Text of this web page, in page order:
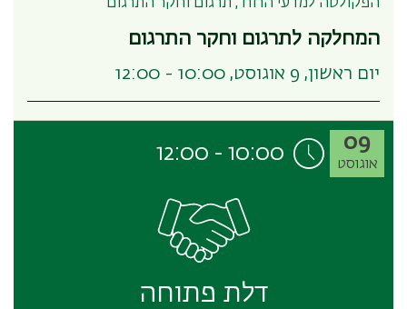
הפקולטה למדעי הרוח , תרגום וחקר התרגום
המחלקה לתרגום וחקר התרגום
יום ראשון, 9 אוגוסט, 10:00 - 12:00
09
אוגוסט 10:00
-
12:00
דלת פתוחה